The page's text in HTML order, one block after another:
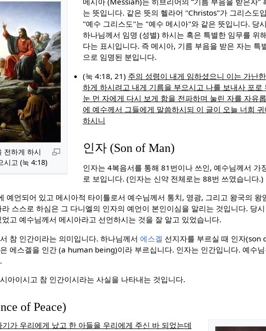
전하게 하시
시고 (눅 4:18)
는 뜻입니다. 같은 뜻의 헬라어 "Christos"가 그리스도
"예수 그리스도"는 "예수 메시아"와 같은 뜻입니다. 당
하나님께서 임명 (성별) 하시는 혹은 특별한 임무를 위
다는 표시입니다. 즉 메시아, 기름 부음을 받은 자는 특
으로 임명된 분입니다.
(눅 4:18, 21) 주의 성령이 내게 임하셨으니 이는 가난
하게 하시려고 내게 기름을 부으시고 나를 보내사 포로
눈 먼 자에게 다시 보게 함을 전파하며 눌린 자를 자유
에 예수께서 그들에게 말씀하시되 이 글이 오늘 너희
하시니
인자 (Son of Man)
인자는 4복음서를 통해 81번이나 쓰인, 예수님께서 가
로 보입니다. (인자는 신약 전체로는 88번 쓰였습니다.)
예언되어 있고 메시아적 타이틀로서 예수님께서 통치, 영광, 그리고 왕국의 왕
스스로 하심은 그 다니엘의 인자의 예언이 본인이심을 알리는 것입니다. 당
고 예수님께서 메시아라고 선언하시는 것을 잘 알고 있었습니다.
참 인간이라는 의미입니다. 하나님께서 에스겔 선지자를 부르실 때 인자(son
에스겔을 인간 (a human being)이라 부르십니다. 인자는 인간입니다. 예수
아이시고 참 인간이시라는 사실을 나타내는 것입니다.
of Peace)
기가 우리에게 났고 한 아들을 우리에게 주신 바 되었는데